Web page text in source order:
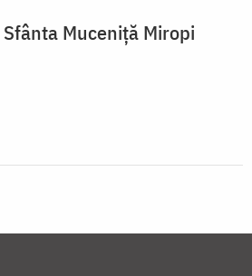
Sfânta Muceniță Miropi